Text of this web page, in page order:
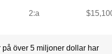
2:a
över 5 miljoner dollar har